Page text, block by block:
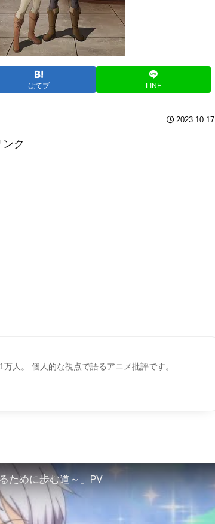
はてブ LINE
2023.10.17
ク
人。 個人的な視点で語るアニメ批評です。
ために歩む道～」PV